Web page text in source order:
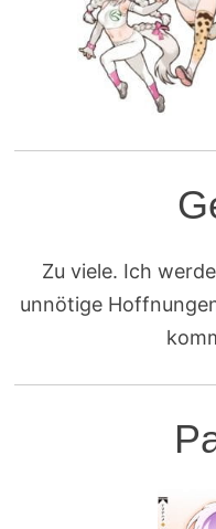
Zu viele. Ich
unnötige